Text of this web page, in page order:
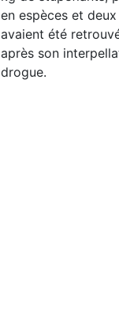
en espèces et
avaient été
après son
drogue.